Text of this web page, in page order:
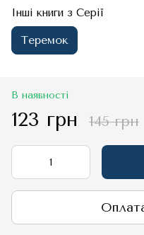
Інші книги з Серії
Теремок
В наявності
123 грн 145 грн